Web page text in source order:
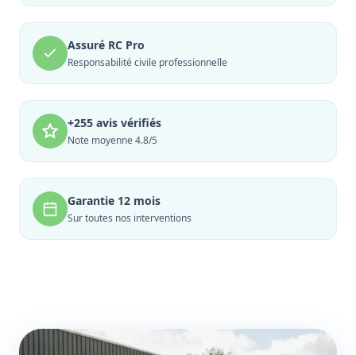
Assuré RC Pro
Responsabilité civile professionnelle
+255 avis vérifiés
Note moyenne 4.8/5
Garantie 12 mois
Sur toutes nos interventions